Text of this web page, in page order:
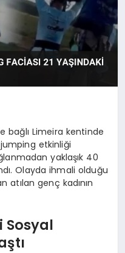
bağlı Limeira kentinde
jumping etkinliği
yaklaşık 40
Olayda ihmali olduğu
atılan genç kadının
Sosyal